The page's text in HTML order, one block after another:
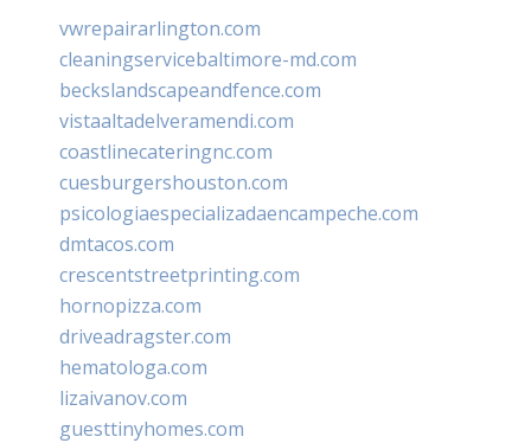
vwrepairarlington.com
cleaningservicebaltimore-md.com
beckslandscapeandfence.com
vistaaltadelveramendi.com
coastlinecateringnc.com
cuesburgershouston.com
psicologiaespecializadaencampeche.com
dmtacos.com
crescentstreetprinting.com
hornopizza.com
driveadragster.com
hematologa.com
lizaivanov.com
guesttinyhomes.com